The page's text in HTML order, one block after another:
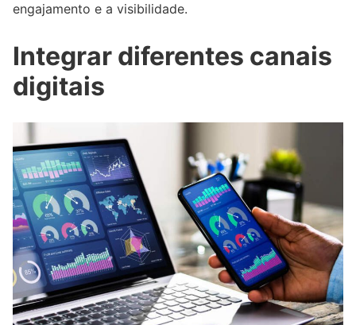
engajamento e a visibilidade.
Integrar diferentes canais
digitais